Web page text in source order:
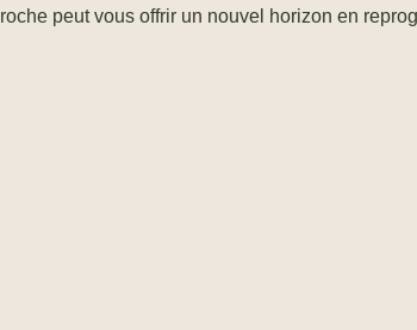
peut vous offrir un nouvel horizon en